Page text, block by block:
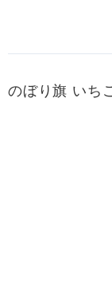
のぼり旗 いち